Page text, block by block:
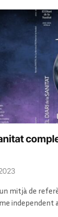
un mitjà de
independent